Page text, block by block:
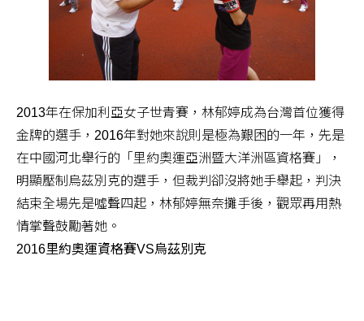
2013年在保加利亞女子世青賽，林郁婷成為台灣首位獲得
金牌的選手，2016年對她來說則是極為艱困的一年，先是
在中國河北舉行的「里約奧運亞洲暨大洋洲區資格賽」，
明顯壓制烏茲別克的選手，但裁判卻沒將她手舉起，判決
結束全場先是噓聲四起，林郁婷無奈攤手後，觀眾再用熱
情掌聲鼓勵著她。
2016里約奧運資格賽VS烏茲別克